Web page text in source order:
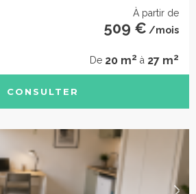
À partir de
509 € /mois
De 20 m2 à 27 m2
CONSULTER